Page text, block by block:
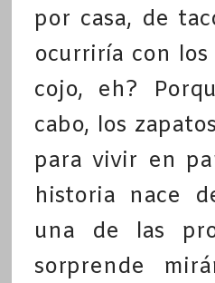
por casa, de
ocurriría con
cojo, eh?
cabo, los
para vivir en
historia nace
una de las
sorprende